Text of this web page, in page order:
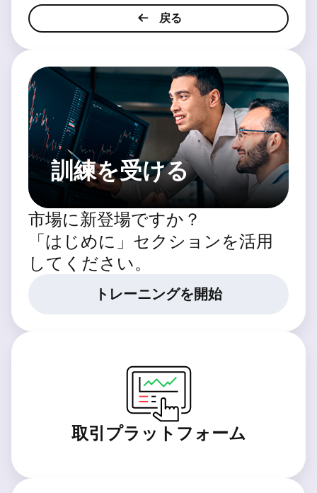
戻る
訓練を受ける
市場に新登場ですか？
「はじめに」セクションを活用
してください。
トレーニングを開始
取引プラットフォーム